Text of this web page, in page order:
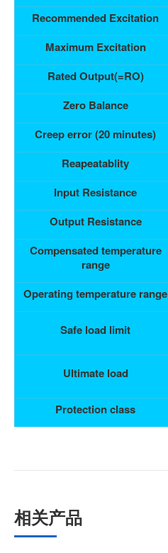
Recommended Excitation
Maximum Excitation
Rated Output(=RO)
Zero Balance
Creep error (20 minutes)
Reapeatablity
Input Resistance
Output Resistance
Compensated temperature
range
Operating temperature range
Safe load limit
Ultimate load
Protection class
相关产品